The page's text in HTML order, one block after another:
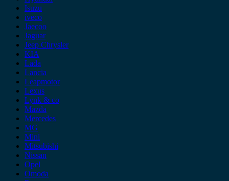
Isuzu
iveco
Jaecoo
Jaguar
Jeep Chrysler
KIA
Lada
Lancia
Leapmotor
Lexus
Lynk & co
Mazda
Mercedes
MG
Mini
Mitsubishi
Nissan
Opel
Omoda